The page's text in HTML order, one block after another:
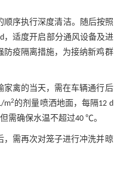
顺序执行深度清洁。随后按照
，适度开启部分通风设备及进
防疫隔离措施，为接纳新鸡群
家禽的当天，需在车辆通行后
m2 的剂量喷洒地面，每隔12 d
需确保水温不超过40 ℃。
，需再次对笼子进行冲洗并晾